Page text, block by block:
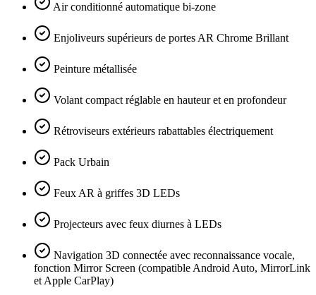
Air conditionné automatique bi-zone
Enjoliveurs supérieurs de portes AR Chrome Brillant
Peinture métallisée
Volant compact réglable en hauteur et en profondeur
Rétroviseurs extérieurs rabattables électriquement
Pack Urbain
Feux AR à griffes 3D LEDs
Projecteurs avec feux diurnes à LEDs
Navigation 3D connectée avec reconnaissance vocale,
fonction Mirror Screen (compatible Android Auto, MirrorLink
et Apple CarPlay)